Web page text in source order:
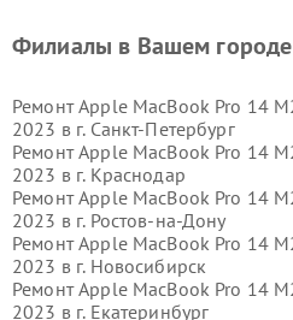
Филиалы в Вашем городе
Ремонт Apple MacBook Pro 14
2023 в г. Санкт-Петербург
Ремонт Apple MacBook Pro 14
2023 в г. Краснодар
Ремонт Apple MacBook Pro 14
2023 в г. Ростов-на-Дону
Ремонт Apple MacBook Pro 14
2023 в г. Новосибирск
Ремонт Apple MacBook Pro 14
2023 в г. Екатеринбург